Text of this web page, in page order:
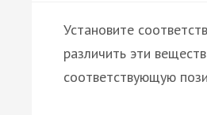
Установите
различить эти
соответствующую